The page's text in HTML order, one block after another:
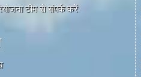
टीम से संपर्क करें